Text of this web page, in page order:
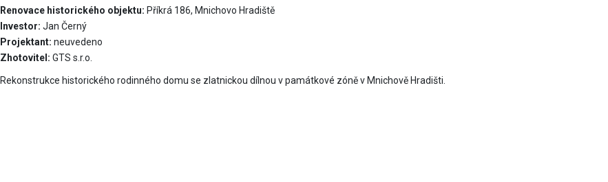
Renovace historického objektu: Příkrá 186, Mnichovo Hradiště
Investor: Jan Černý
Projektant: neuvedeno
Zhotovitel: GTS s.r.o.
Rekonstrukce historického rodinného domu se zlatnickou dílnou v památkové zóně v Mnichově Hradišti.